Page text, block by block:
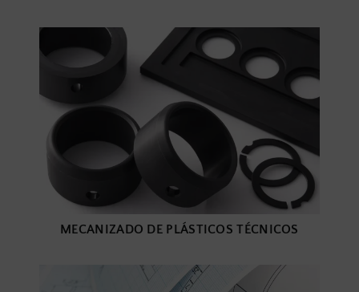
MECANIZADO DE PLÁSTICOS TÉCNICOS